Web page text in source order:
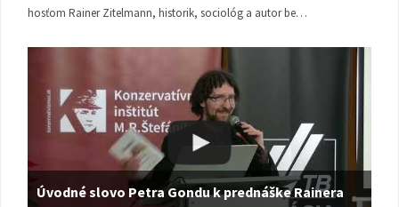
hosťom Rainer Zitelmann, historik, sociológ a autor be…
Úvodné slovo Petra Gondu k prednáške Rainera